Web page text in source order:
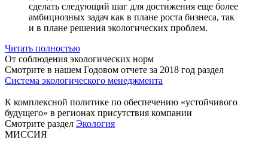
сделать следующий шаг для достижения еще более
амбициозных задач как в плане роста бизнеса, так
и в плане решения экологических проблем.
Читать полностью
От соблюдения экологических норм
Смотрите в нашем Годовом отчете за 2018 год раздел
Система экологического менеджмента
К комплексной политике по обеспечению «устойчивого
будущего» в регионах присутствия компании
Смотрите раздел Экология
МИССИЯ